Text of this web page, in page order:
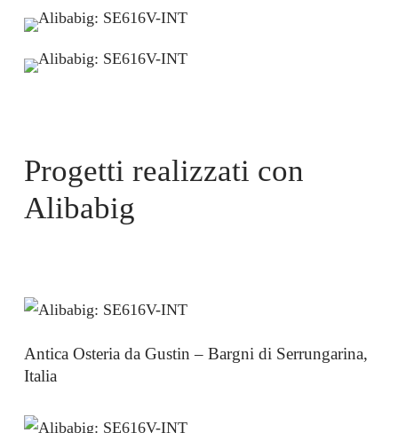
Progetti realizzati con
Alibabig
Antica Osteria da Gustin – Bargni di Serrungarina,
Italia